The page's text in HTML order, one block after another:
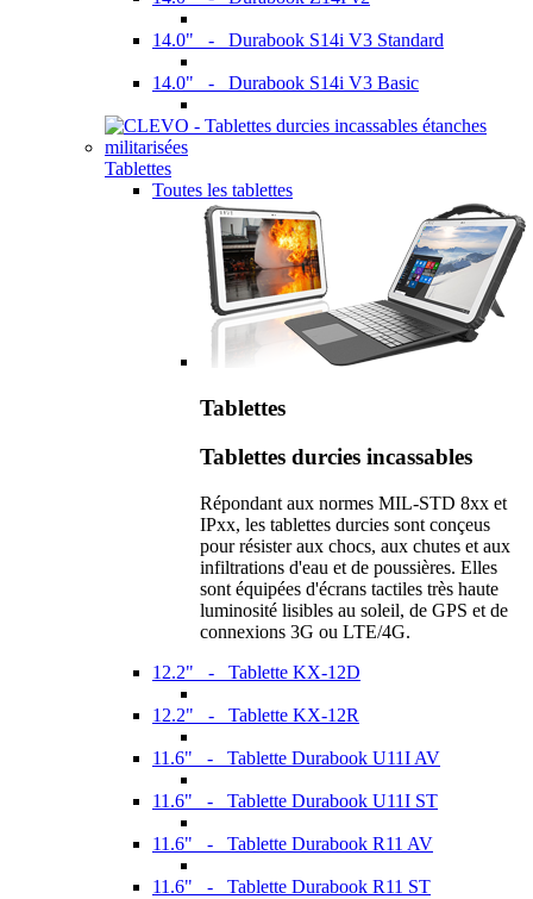
14.0" - Durabook S14i V3 Standard
14.0" - Durabook S14i V3 Basic
Tablettes
Toutes les tablettes
Tablettes
Tablettes durcies incassables
Répondant aux normes MIL-STD 8xx et
IPxx, les tablettes durcies sont conçeus
pour résister aux chocs, aux chutes et aux
infiltrations d'eau et de poussières. Elles
sont équipées d'écrans tactiles très haute
luminosité lisibles au soleil, de GPS et de
connexions 3G ou LTE/4G.
12.2" - Tablette KX-12D
12.2" - Tablette KX-12R
11.6" - Tablette Durabook U11I AV
11.6" - Tablette Durabook U11I ST
11.6" - Tablette Durabook R11 AV
11.6" - Tablette Durabook R11 ST